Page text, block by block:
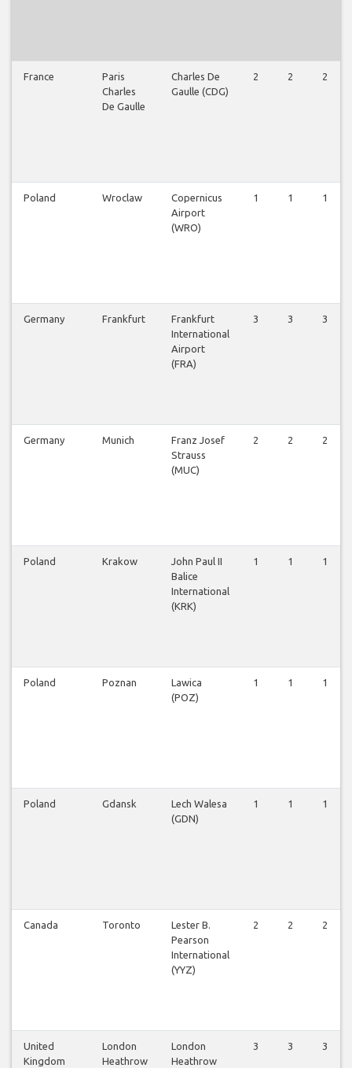
France
Paris
Charles
De Gaulle
Charles De
Gaulle (CDG)
2 2 2
Poland Wroclaw
Copernicus
Airport
(WRO)
1 1 1
Germany Frankfurt
Frankfurt
International
Airport
(FRA)
3 3 3
Germany Munich
Franz Josef
Strauss
(MUC)
2 2 2
Poland Krakow
John Paul II
Balice
International
(KRK)
1 1 1
Poland Poznan
Lawica
(POZ)
1 1 1
Poland Gdansk
Lech Walesa
(GDN)
1 1 1
Canada Toronto
Lester B.
Pearson
International
(YYZ)
2 2 2
United
Kingdom
London
Heathrow
London
Heathrow
3 3 3